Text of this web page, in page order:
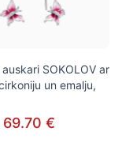
SOKOLOV ar
un emalju,
69.70 €